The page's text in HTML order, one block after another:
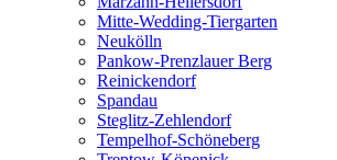
Mitte-Wedding-Tiergarten
Neukölln
Pankow-Prenzlauer Berg
Reinickendorf
Spandau
Steglitz-Zehlendorf
Tempelhof-Schöneberg